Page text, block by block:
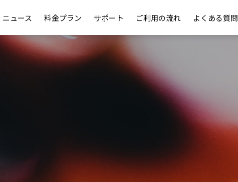
ニュース 料金プラン サポート ご利用の流れ よくある質問